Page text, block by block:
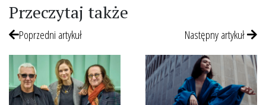
Przeczytaj także
Poprzedni artykuł Następny artykuł